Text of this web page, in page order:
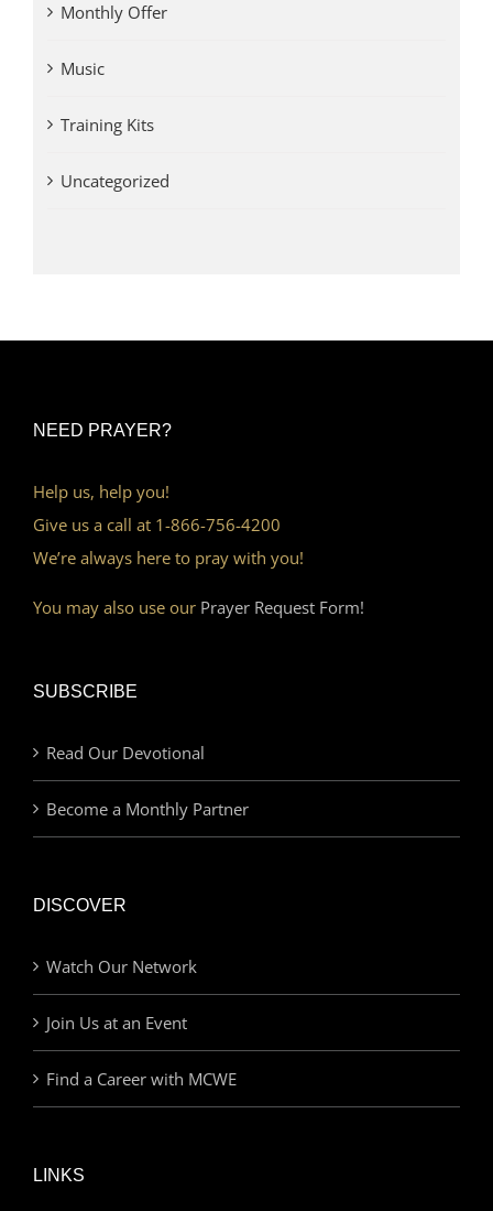
Monthly Offer
Music
Training Kits
Uncategorized
NEED PRAYER?
Help us, help you!
Give us a call at 1-866-756-4200
We’re always here to pray with you!
You may also use our Prayer Request Form!
SUBSCRIBE
Read Our Devotional
Become a Monthly Partner
DISCOVER
Watch Our Network
Join Us at an Event
Find a Career with MCWE
LINKS